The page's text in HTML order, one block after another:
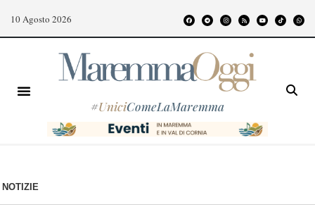
10 Agosto 2026
#UniciComeLaMaremma
NOTIZIE